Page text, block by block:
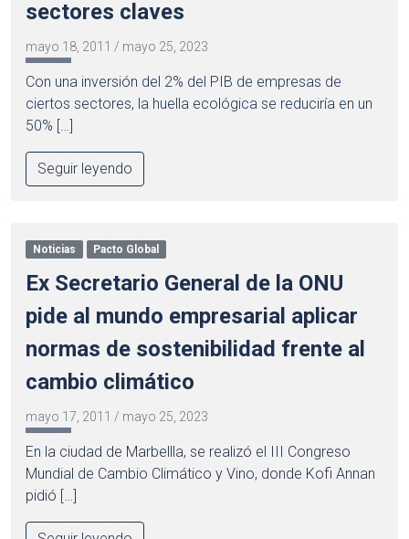
sectores claves
mayo 18, 2011 / mayo 25, 2023
Con una inversión del 2% del PIB de empresas de
ciertos sectores, la huella ecológica se reduciría en un
50% […]
Seguir leyendo
Noticias Pacto Global
Ex Secretario General de la ONU
pide al mundo empresarial aplicar
normas de sostenibilidad frente al
cambio climático
mayo 17, 2011 / mayo 25, 2023
En la ciudad de Marbellla, se realizó el III Congreso
Mundial de Cambio Climático y Vino, donde Kofi Annan
pidió […]